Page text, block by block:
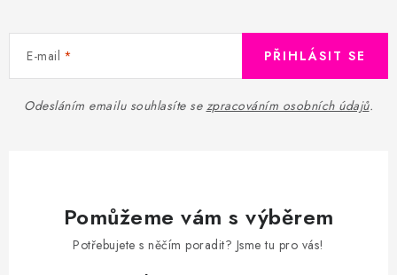
E-mail
Odesláním emailu souhlasíte se zpracováním osobních údajů.
PŘIHLÁSIT SE
Pomůžeme vám s výběrem
Potřebujete s něčím poradit? Jsme tu pro vás!